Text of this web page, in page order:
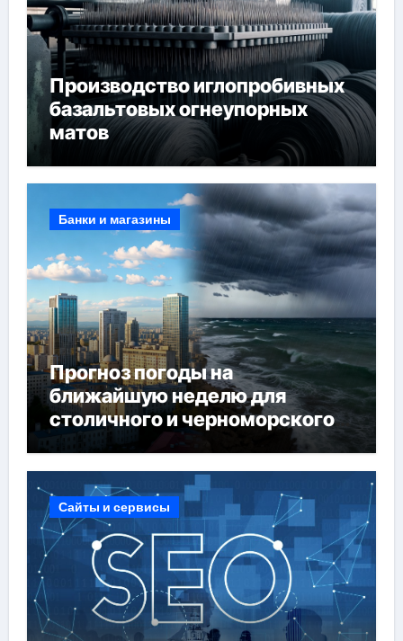
Производство иглопробивных
базальтовых огнеупорных
матов
Банки и магазины
Прогноз погоды на
ближайшую неделю для
столичного и черноморского
регионов
Сайты и сервисы